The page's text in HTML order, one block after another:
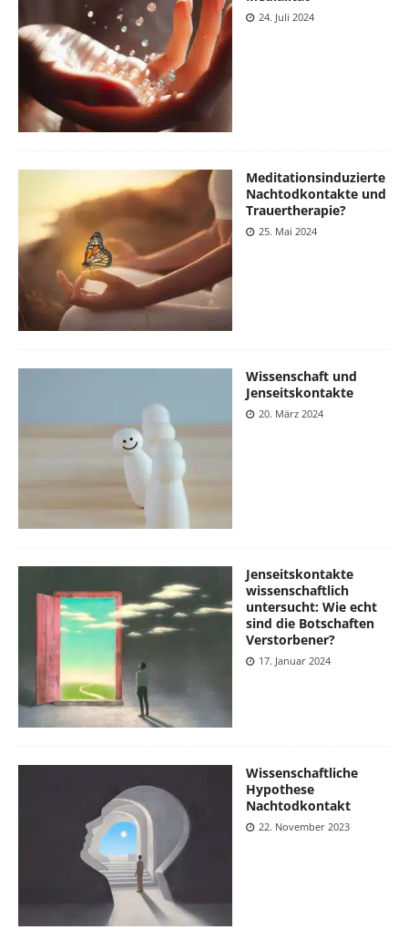
24. Juli 2024
Meditationsinduzierte
Nachtodkontakte und
Trauertherapie?
25. Mai 2024
Wissenschaft und
Jenseitskontakte
20. März 2024
Jenseitskontakte
wissenschaftlich
untersucht: Wie echt
sind die Botschaften
Verstorbener?
17. Januar 2024
Wissenschaftliche
Hypothese
Nachtodkontakt
22. November 2023